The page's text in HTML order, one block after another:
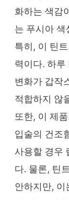
화하는 색감
는 푸시아 색
특히, 이 틴
력이다. 하
변화가 갑작
적합하지 않
또한, 이 제
입술의 건조
사용할 경우
다. 물론, 틴
안하지만,